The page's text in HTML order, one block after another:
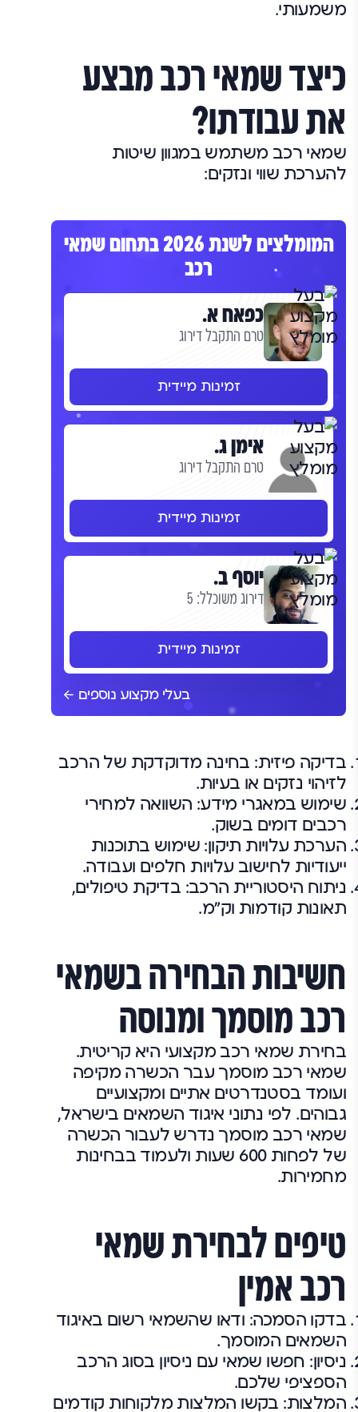
משמעותי.
כיצד שמאי רכב מבצע
את עבודתו?
שמאי רכב משתמש במגוון שיטות
להערכת שווי ונזקים:
המומלצים לשנת 2026 בתחום שמאי
רכב
כפאח א.
טרם התקבל דירוג
זמינות מיידית
אימן ג.
טרם התקבל דירוג
זמינות מיידית
יוסף ב.
דירוג משוכלל: 5
זמינות מיידית
בעלי מקצוע נוספים
בדיקה פיזית: בחינה מדוקדקת של הרכב
לזיהוי נזקים או בעיות.
שימוש במאגרי מידע: השוואה למחירי
רכבים דומים בשוק.
הערכת עלויות תיקון: שימוש בתוכנות
ייעודיות לחישוב עלויות חלפים ועבודה.
ניתוח היסטוריית הרכב: בדיקת טיפולים,
תאונות קודמות וק"מ.
חשיבות הבחירה בשמאי
רכב מוסמך ומנוסה
בחירת שמאי רכב מקצועי היא קריטית.
שמאי רכב מוסמך עבר הכשרה מקיפה
ועומד בסטנדרטים אתיים ומקצועיים
גבוהים. לפי נתוני איגוד השמאים בישראל,
שמאי רכב מוסמך נדרש לעבור הכשרה
של לפחות 600 שעות ולעמוד בבחינות
מחמירות.
טיפים לבחירת שמאי
רכב אמין
בדקו הסמכה: ודאו שהשמאי רשום באיגוד
השמאים המוסמך.
ניסיון: חפשו שמאי עם ניסיון בסוג הרכב
הספציפי שלכם.
המלצות: בקשו המלצות מלקוחות קודמים